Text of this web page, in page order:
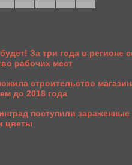
За три года в регионе
рабочих мест
строительство
до 2018 года
поступили
цветы